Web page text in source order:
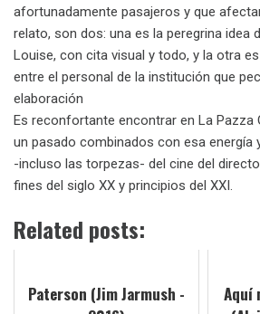
afortunadamente pasajeros y que
relato, son dos: una es la peregrina idea
Louise, con cita visual y todo, y la otra
entre el personal de la institución que
elaboración
Es reconfortante encontrar en La Pazza
un pasado combinados con esa energía
-incluso las torpezas- del cine del
fines del siglo XX y principios del XXI.
Related posts:
Paterson (Jim Jarmush -
Aquí